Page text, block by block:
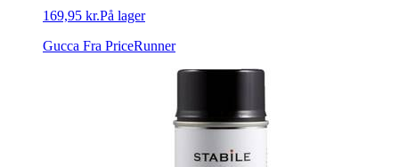
169,95 kr.På lager
Gucca Fra PriceRunner